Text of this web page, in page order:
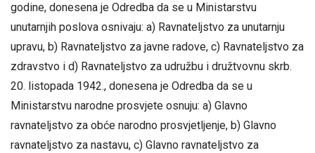
godine, donesena je Odredba da se u Ministarstvu
unutarnjih poslova osnivaju: a) Ravnateljstvo za unutarnju
upravu, b) Ravnateljstvo za javne radove, c) Ravnateljstvo za
zdravstvo i d) Ravnateljstvo za udružbu i družtvovnu skrb.
20. listopada 1942., donesena je Odredba da se u
Ministarstvu narodne prosvjete osnuju: a) Glavno
ravnateljstvo za obće narodno prosvjetljenje, b) Glavno
ravnateljstvo za nastavu, c) Glavno ravnateljstvo za